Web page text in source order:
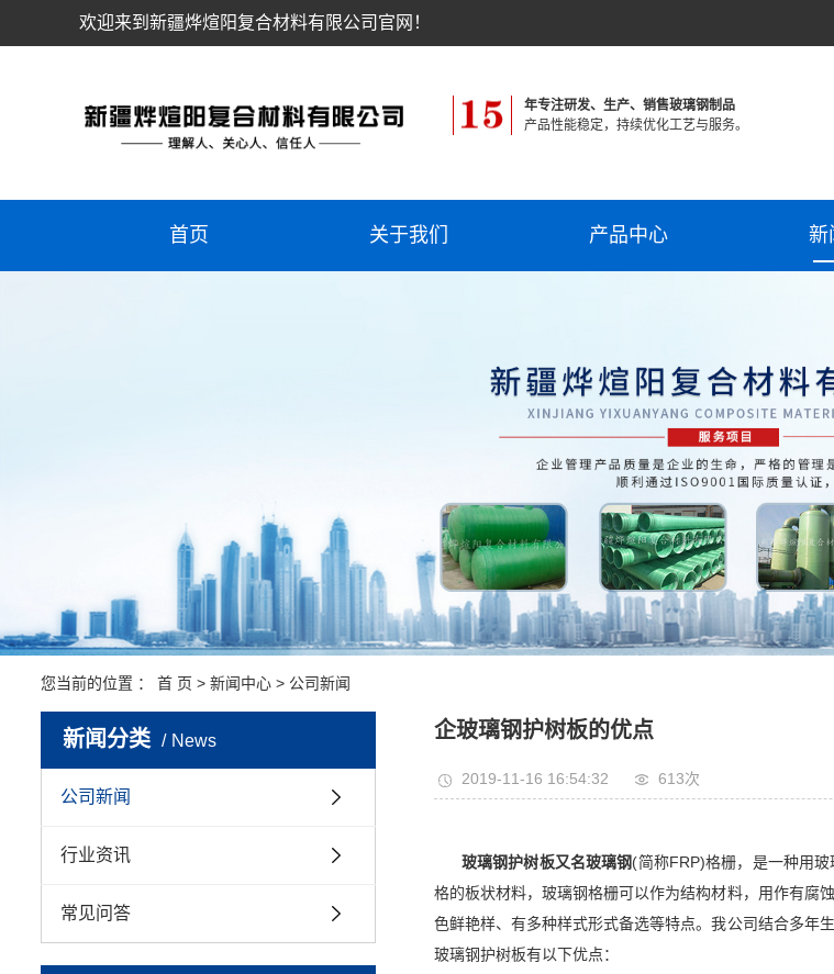
欢迎来到新疆烨煊阳复合材料有限公司官网！
年专注研发、生产、销售玻璃钢制品
产品性能稳定，持续优化工艺与服务。
首页 关于我们 产品中心 新
您当前的位置 ： 首 页 > 新闻中心 > 公司新闻
新闻分类 News
公司新闻
行业资讯
常见问答
企玻璃钢护树板的优点
2019-11-16 16:54:32 613次
玻璃钢护树板又名玻璃钢(简称FRP)格栅，是一种用
格的板状材料，玻璃钢格栅可以作为结构材料，用作有腐
色鲜艳样、有多种样式形式备选等特点。我公司结合多年
玻璃钢护树板有以下优点：